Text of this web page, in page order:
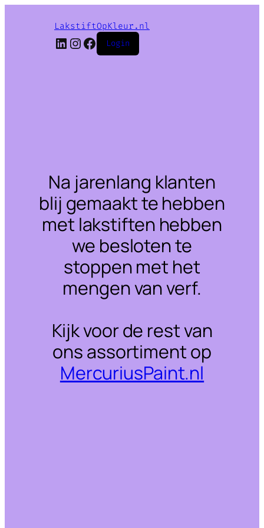
LakstiftOpKleur.nl
LinkedIn
Instagram
Facebook
Login
Na jarenlang klanten
blij gemaakt te hebben
met lakstiften hebben
we besloten te
stoppen met het
mengen van verf.
Kijk voor de rest van
ons assortiment op
MercuriusPaint.nl